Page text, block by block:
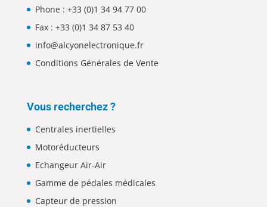
Phone : +33 (0)1 34 94 77 00
Fax : +33 (0)1 34 87 53 40
info@alcyonelectronique.fr
Conditions Générales de Vente
Vous recherchez ?
Centrales inertielles
Motoréducteurs
Echangeur Air-Air
Gamme de pédales médicales
Capteur de pression